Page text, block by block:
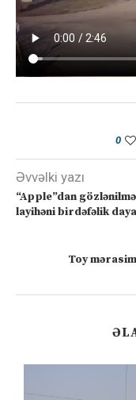
0
Əvvəlki yazı
“Apple”dan
layihəni birdəfəlik
Toy